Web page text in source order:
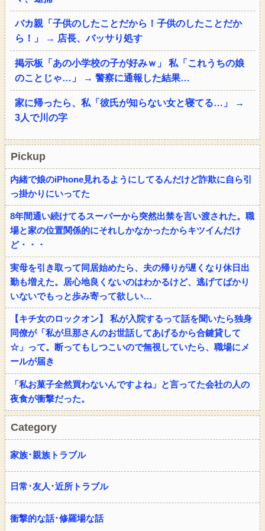
バカ親「子供のしたことだから！子供のしたことだか
ら！」 → 店長、バッサり処す
掲示板「あの小学校の子が好みｗ」 私「これうちの娘
のことじゃ…」 → 警察に通報した結果…
家に帰ったら、私「彼氏が知らない女と寝てる…」 →
3人で川の字
Pickup
内緒で娘のiPhone見れるようにしてるんだけど詐欺に自ら引
っ掛かりにいってた
8年間通い続けてるスーパーから突然出禁を言い渡された。職
場と家の位置関係的にそれしかなかったからキツイんだけ
ど・・・
実母を引き取って同居始めたら、夫の帰りが遅くなり休日出
勤も増えた。居心地良くないのはわかるけど、逃げてばかり
いないでもっと歩み寄って欲しい…
【キチ女のロックオン】 私が入院するって話を聞いたら独身
同僚が「私が旦那さんのお世話してあげるから合鍵貸して
☆」って。断ってもしつこいので無視していたら、職場にメ
ールが届き
「私お菓子全然買わないんですよね」と言ってた会社の人の
夜食が衝撃だった。
Category
家族･親族トラブル
日常･友人･近所トラブル
衝撃的な話･修羅場な話